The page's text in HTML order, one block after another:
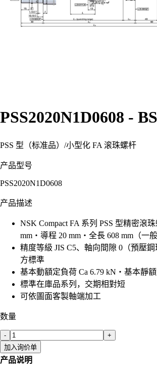
PSS2020N1D0608 -
PSS 型（标准品） /小型化 FA 滚珠螺杆
产品型号
PSS2020N1D0608
产品描述
NSK Compact FA 系列 PSS 型精密滾
mm・導程 20 mm・全長 608 mm（一
精度等級 JIS C5、軸向間隙 0（預壓
方標準
基本動額定負荷 Ca 6.79 kN・基本靜
標準在庫品系列，交期相對短
可依圖面客製軸端加工
数量
-
+
加入询价单
产品说明